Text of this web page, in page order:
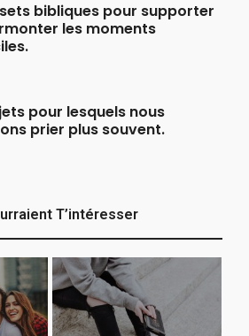
bibliques pour supporter
les moments
pour lesquels nous
prier plus souvent.
T’intéresser